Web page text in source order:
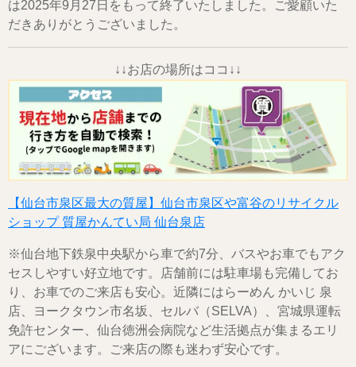
は2025年9月27日をもって終了いたしました。ご愛顧いた
だきありがとうございました。
↓↓お店の場所はココ↓↓
【仙台市泉区最大の質屋】仙台市泉区や富谷のリサイクル
ショップ 質屋かんてい局 仙台泉店
※仙台地下鉄泉中央駅から車で約7分、バスやお車でもアク
セスしやすい好立地です。店舗前には駐車場も完備してお
り、お車でのご来店も安心。近隣にはらーめん かいじ 泉
店、ヨークタウン市名坂、セルバ（SELVA）、宮城県運転
免許センター、仙台徳洲会病院など生活拠点が集まるエリ
アにございます。ご来店の際も迷わず安心です。